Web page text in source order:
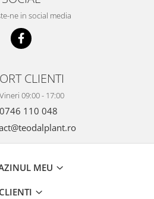
ne in social media
CLIENTI
09:00 - 17:00
0746 110 048
MEU
CLIENTI